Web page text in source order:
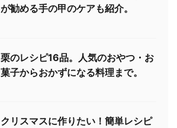
が勧める手の甲のケアも紹介。
栗のレシピ16品。人気のおやつ・お
菓子からおかずになる料理まで。
クリスマスに作りたい！簡単レシピ